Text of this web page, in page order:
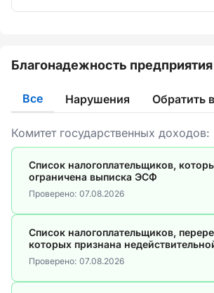
Благонадежность предприятия
Все Нарушения Обратить
Комитет государственных доходов:
Список налогоплательщиков,
ограничена выписка ЭСФ
Проверено: 07.08.2026
Список налогоплательщиков,
которых признана
Проверено: 07.08.2026